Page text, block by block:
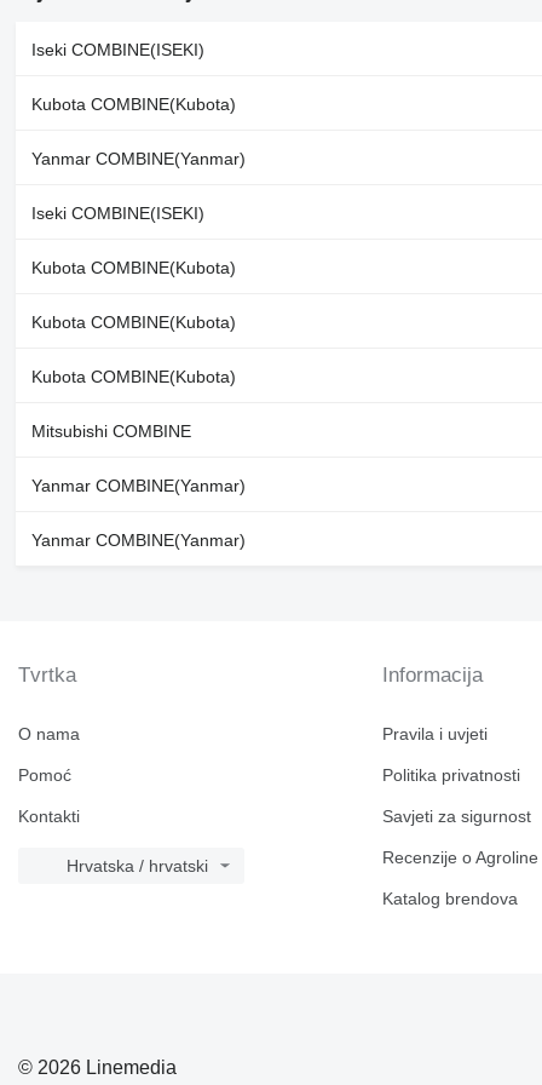
Iseki COMBINE(ISEKI)
Kubota COMBINE(Kubota)
Yanmar COMBINE(Yanmar)
Iseki COMBINE(ISEKI)
Kubota COMBINE(Kubota)
Kubota COMBINE(Kubota)
Kubota COMBINE(Kubota)
Mitsubishi COMBINE
Yanmar COMBINE(Yanmar)
Yanmar COMBINE(Yanmar)
Tvrtka
O nama
Pomoć
Kontakti
Hrvatska / hrvatski
Informacija
Pravila i uvjeti
Politika privatnosti
Savjeti za sigurnost
Recenzije o Agroline
Katalog brendova
© 2026 Linemedia